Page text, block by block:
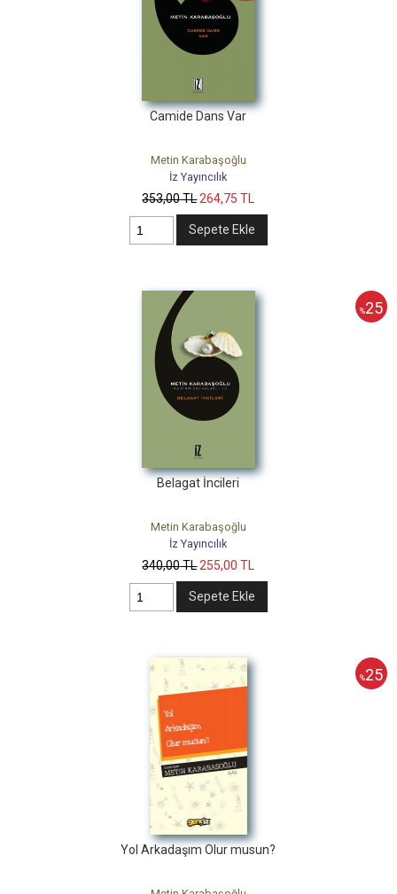
Camide Dans Var
Metin Karabaşoğlu
İz Yayıncılık
353,00TL264,75 TL
Sepete Ekle
%25
Belagat İncileri
Metin Karabaşoğlu
İz Yayıncılık
340,00TL255,00 TL
Sepete Ekle
%25
Yol Arkadaşım Olur musun?